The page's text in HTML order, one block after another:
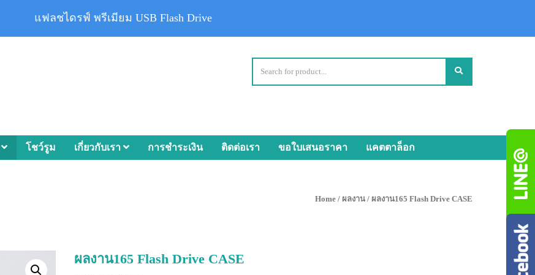
โชว์รูม เกี่ยวกับเรา การชำระเงิน ติดต่อเรา ขอใบเสนอราคา แคตตาล็อก
Home / ผลงาน / ผลงาน165 Flash Drive CASE
ผลงาน165 Flash Drive CASE
แฟลชไดรฟ์ พรีเมียม USB Flash Drive